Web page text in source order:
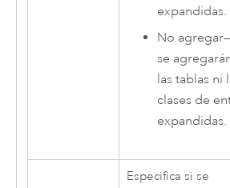
expandidas.
No agregar—
se
las tablas ni
clases de
expandidas.
Especifica si se